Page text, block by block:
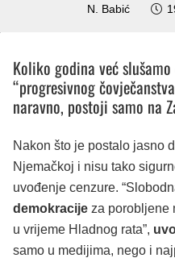
N. Babić
Koliko godina već
“progresivnog
naravno, postoji samo na
Nakon što je postalo jasno
Njemačkoj i nisu tako
uvođenje cenzure.
demokracije za porobljene
u vrijeme Hladnog rata”,
samo u medijima, nego i